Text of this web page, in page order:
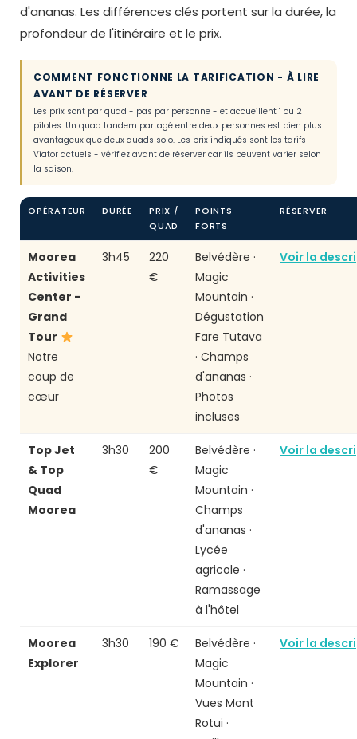
d'ananas. Les différences clés portent sur la durée, la
profondeur de l'itinéraire et le prix.
COMMENT FONCTIONNE LA TARIFICATION - À LIRE
AVANT DE RÉSERVER
Les prix sont par quad - pas par personne - et accueillent 1 ou 2
pilotes. Un quad tandem partagé entre deux personnes est bien plus
avantageux que deux quads solo. Les prix indiqués sont les tarifs
Viator actuels - vérifiez avant de réserver car ils peuvent varier selon
la saison.
OPÉRATEUR DURÉE
PRIX /
QUAD
POINTS
FORTS
RÉSERVER
Moorea
Activities
Center -
Grand
Tour
Notre
coup de
cœur
3h45
220
€
Belvédère ·
Magic
Mountain ·
Dégustation
Fare Tutava
· Champs
d'ananas ·
Photos
incluses
Voir la
Top Jet
& Top
Quad
Moorea
3h30
200
€
Belvédère ·
Magic
Mountain ·
Champs
d'ananas ·
Lycée
agricole ·
Ramassage
à l'hôtel
Voir la
Moorea
Explorer
3h30 190 €
Belvédère ·
Magic
Mountain ·
Vues Mont
Rotui ·
Voir la